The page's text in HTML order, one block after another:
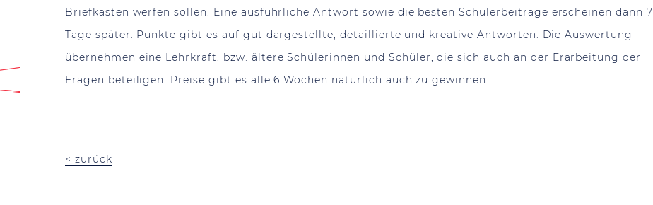
Briefkasten werfen sollen. Eine ausführliche Antwort sowie die besten Schülerbeiträge erscheinen dann 7
Tage später. Punkte gibt es auf gut dargestellte, detaillierte und kreative Antworten. Die Auswertung
übernehmen eine Lehrkraft, bzw. ältereSchülerinnen und Schüler, die sich auch an der Erarbeitung der
Fragen beteiligen. Preise gibt es alle 6 Wochen natürlich auch zu gewinnen.
< zurück